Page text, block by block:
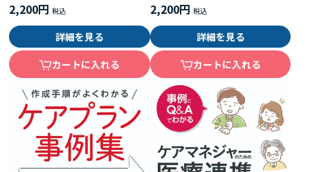
2,200円
詳細を見る
カートに入れる
2,200円
詳細を見る
カートに入れる